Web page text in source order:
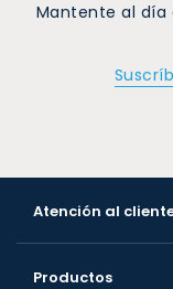
Mantente al día
Atención al
Productos